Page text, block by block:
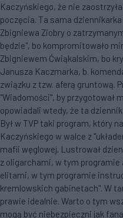
Kaczyńskiego, że nie
poczęcia. Ta sama
Zbigniewa Ziobry o
będzie", bo kompromitowało
Zbigniewem Ćwiąkalskim, bo
Janusza Kaczmarka, b.
związku z tzw. aferą gruntową.
"Wiadomości", by przygotował
opowiadali wtedy, że ta
Był w TVP taki program, który
Kaczyńskiego w walce z
mafii węglowej. Lustrował
z oligarchami, w tym programie
elitami, w tym programie
kremlowskich gabinetach". W
prawie idealnie. Warto o tym
mogą być niebezpieczni jak